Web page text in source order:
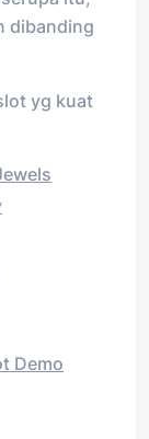
dibanding
yg kuat
Demo